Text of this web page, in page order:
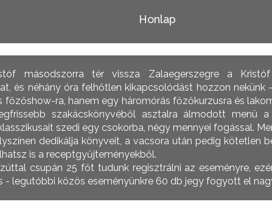
Honlap
másodszorra tér vissza Zalaegerszegre a
és néhány óra felhőtlen kikapcsolódást hozzon nekünk
főzőshow-ra, hanem egy háromórás főzőkurzusra és
szakácskönyvéből asztalra álmodott menü
szedi egy csokorba, négy mennyei fogással.
dedikálja könyveit, a vacsora után pedig kötetlen
is a receptgyűjteményekből.
csupán 25 főt tudunk regisztrálni az eseményre,
- legutóbbi közös eseményünkre 60 db jegy fogyott el